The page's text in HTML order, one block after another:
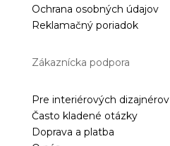
Ochrana osobných údajov
Reklamačný poriadok
Zákaznícka podpora
Pre interiérových dizajnérov
Často kladené otázky
Doprava a platba